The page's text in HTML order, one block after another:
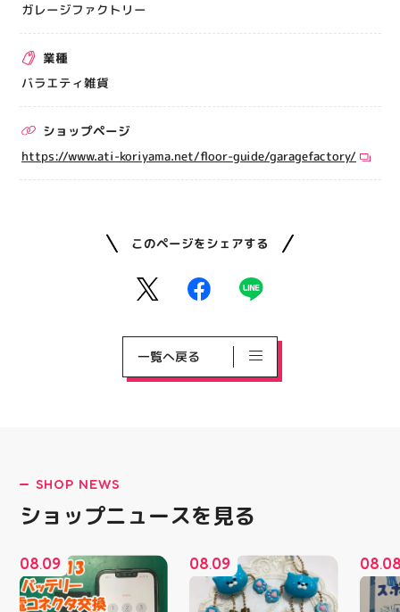
ガレージファクトリー
業種
バラエティ雑貨
ショップページ
https://www.ati-koriyama.net/floor-guide/garagefactory/
このページをシェアする
一覧へ戻る
SHOP NEWS
ショップニュースを見る
08.09 08.09 08.